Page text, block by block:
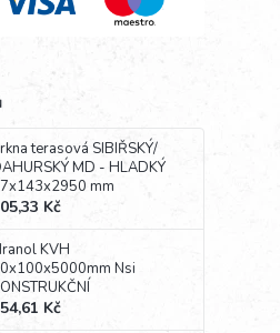
terasová SIBIŘSKÝ/
MD - HLADKÝ
mm
Kč
KVH
Nsi
Kč